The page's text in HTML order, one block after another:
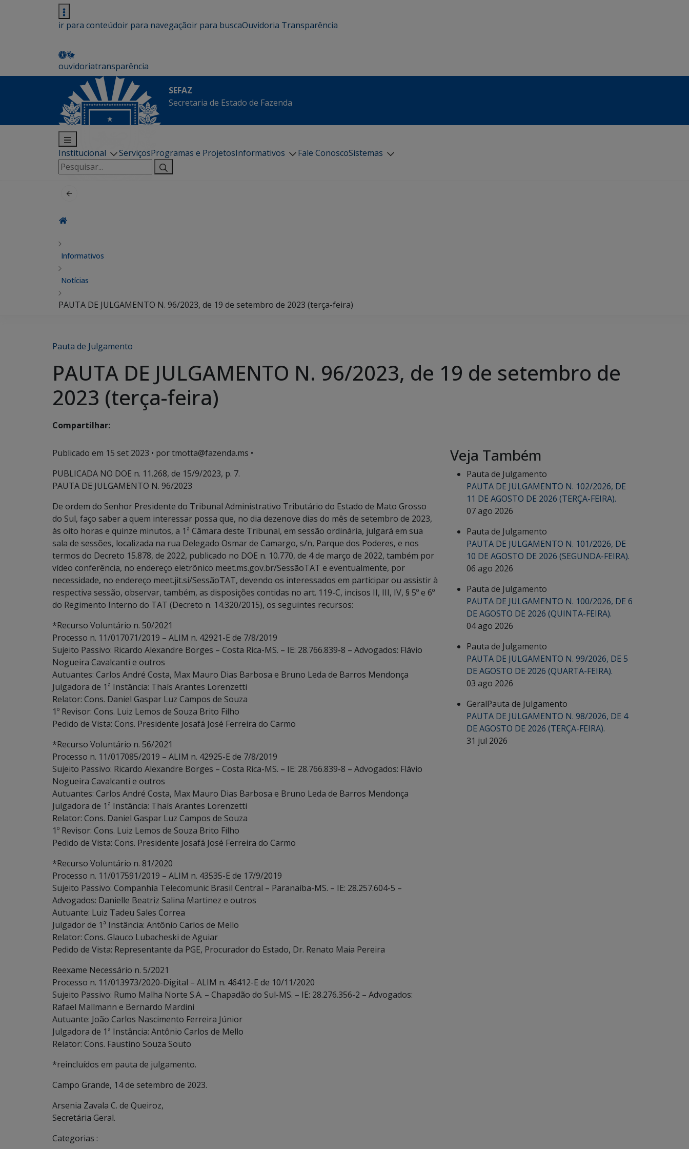
ir para conteúdoir para navegaçãoir para buscaOuvidoria Transparência
ouvidoriatransparência
SEFAZ
Secretaria de Estado de Fazenda
Institucional ServiçosProgramas e ProjetosInformativos Fale ConoscoSistemas
Pesquisar
por:
Informativos
Notícias
PAUTA DE JULGAMENTO N. 96/2023, de 19 de setembro de 2023 (terça-feira)
Pauta de Julgamento
PAUTA DE JULGAMENTO N. 96/2023, de 19 de setembro de
2023 (terça-feira)
Compartilhar:
Publicado em 15 set 2023 • por tmotta@fazenda.ms •
PUBLICADA NO DOE n. 11.268, de 15/9/2023, p. 7.
PAUTA DE JULGAMENTO N. 96/2023
De ordem do Senhor Presidente do Tribunal Administrativo Tributário do Estado de Mato Grosso
do Sul, faço saber a quem interessar possa que, no dia dezenove dias do mês de setembro de 2023,
às oito horas e quinze minutos, a 1ª Câmara deste Tribunal, em sessão ordinária, julgará em sua
sala de sessões, localizada na rua Delegado Osmar de Camargo, s/n, Parque dos Poderes, e nos
termos do Decreto 15.878, de 2022, publicado no DOE n. 10.770, de 4 de março de 2022, também por
vídeo conferência, no endereço eletrônico meet.ms.gov.br/SessãoTAT e eventualmente, por
necessidade, no endereço meet.jit.si/SessãoTAT, devendo os interessados em participar ou assistir à
respectiva sessão, observar, também, as disposições contidas no art. 119-C, incisos II, III, IV, § 5º e 6º
do Regimento Interno do TAT (Decreto n. 14.320/2015), os seguintes recursos:
*Recurso Voluntário n. 50/2021
Processo n. 11/017071/2019 – ALIM n. 42921-E de 7/8/2019
Sujeito Passivo: Ricardo Alexandre Borges – Costa Rica-MS. – IE: 28.766.839-8 – Advogados: Flávio
Nogueira Cavalcanti e outros
Autuantes: Carlos André Costa, Max Mauro Dias Barbosa e Bruno Leda de Barros Mendonça
Julgadora de 1ª Instância: Thaís Arantes Lorenzetti
Relator: Cons. Daniel Gaspar Luz Campos de Souza
1º Revisor: Cons. Luiz Lemos de Souza Brito Filho
Pedido de Vista: Cons. Presidente Josafá José Ferreira do Carmo
*Recurso Voluntário n. 56/2021
Processo n. 11/017085/2019 – ALIM n. 42925-E de 7/8/2019
Sujeito Passivo: Ricardo Alexandre Borges – Costa Rica-MS. – IE: 28.766.839-8 – Advogados: Flávio
Nogueira Cavalcanti e outros
Autuantes: Carlos André Costa, Max Mauro Dias Barbosa e Bruno Leda de Barros Mendonça
Julgadora de 1ª Instância: Thaís Arantes Lorenzetti
Relator: Cons. Daniel Gaspar Luz Campos de Souza
1º Revisor: Cons. Luiz Lemos de Souza Brito Filho
Pedido de Vista: Cons. Presidente Josafá José Ferreira do Carmo
*Recurso Voluntário n. 81/2020
Processo n. 11/017591/2019 – ALIM n. 43535-E de 17/9/2019
Sujeito Passivo: Companhia Telecomunic Brasil Central – Paranaíba-MS. – IE: 28.257.604-5 –
Advogados: Danielle Beatriz Salina Martinez e outros
Autuante: Luiz Tadeu Sales Correa
Julgador de 1ª Instância: Antônio Carlos de Mello
Relator: Cons. Glauco Lubacheski de Aguiar
Pedido de Vista: Representante da PGE, Procurador do Estado, Dr. Renato Maia Pereira
Reexame Necessário n. 5/2021
Processo n. 11/013973/2020-Digital – ALIM n. 46412-E de 10/11/2020
Sujeito Passivo: Rumo Malha Norte S.A. – Chapadão do Sul-MS. – IE: 28.276.356-2 – Advogados:
Rafael Mallmann e Bernardo Mardini
Autuante: João Carlos Nascimento Ferreira Júnior
Julgadora de 1ª Instância: Antônio Carlos de Mello
Relator: Cons. Faustino Souza Souto
*reincluídos em pauta de julgamento.
Campo Grande, 14 de setembro de 2023.
Arsenia Zavala C. de Queiroz,
Secretária Geral.
Categorias :
Veja Também
Pauta de Julgamento
PAUTA DE JULGAMENTO N. 102/2026, DE
11 DE AGOSTO DE 2026 (TERÇA-FEIRA).
07 ago 2026
Pauta de Julgamento
PAUTA DE JULGAMENTO N. 101/2026, DE
10 DE AGOSTO DE 2026 (SEGUNDA-FEIRA).
06 ago 2026
Pauta de Julgamento
PAUTA DE JULGAMENTO N. 100/2026, DE 6
DE AGOSTO DE 2026 (QUINTA-FEIRA).
04 ago 2026
Pauta de Julgamento
PAUTA DE JULGAMENTO N. 99/2026, DE 5
DE AGOSTO DE 2026 (QUARTA-FEIRA).
03 ago 2026
GeralPauta de Julgamento
PAUTA DE JULGAMENTO N. 98/2026, DE 4
DE AGOSTO DE 2026 (TERÇA-FEIRA).
31 jul 2026